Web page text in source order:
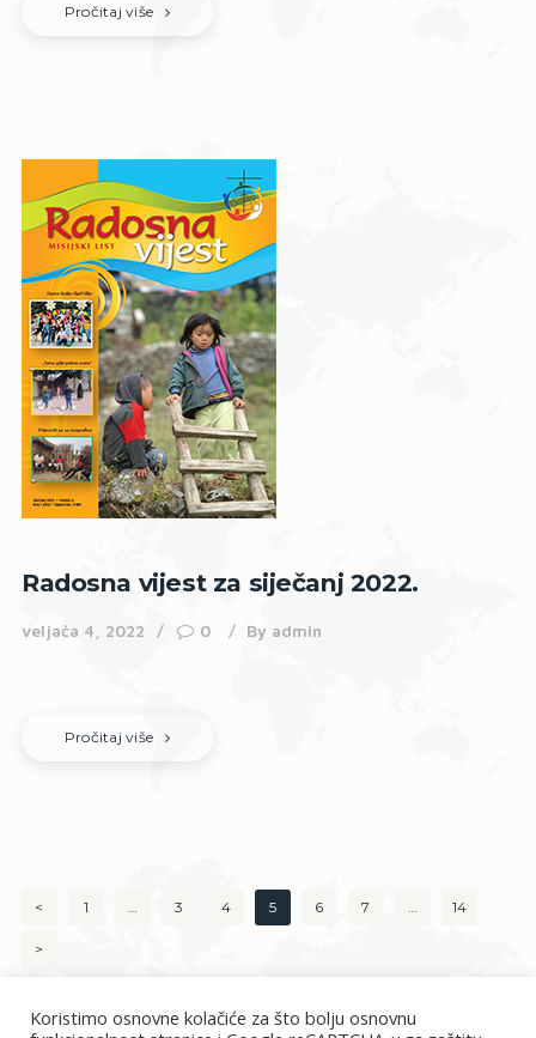
Pročitaj više
Radosna vijest za siječanj 2022.
veljača 4, 2022 0 By admin
Pročitaj više
Brojevi
stranica
< PAGE
1 PAGE
3 PAGE
4 PAGE
5 PAGE
6 PAGE
7 PAGE
14
>
Koristimo osnovne kolačiće za što bolju osnovnu